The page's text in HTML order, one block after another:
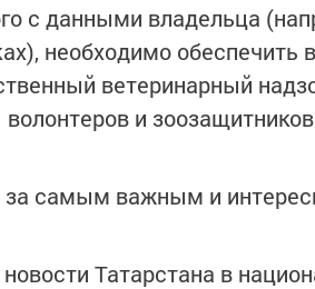
с данными владельца
необходимо обеспечить
ветеринарный
и
за самым важным и
Татарстана в